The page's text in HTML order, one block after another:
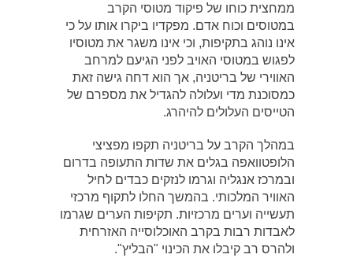
ממחצית כוחו של פיקוד מטוסי הקרב
במטוסים וכוח אדם. מפקדיו ביקרו אותו על כי
אינו נוהג בתקיפות, וכי אינו משגר את מטוסיו
לפגוש במטוסי האויב לפני הגיעם למרחב
האווירי של בריטניה, אך הוא דחה גישה זאת
כמסוכנת מדי ועלולה להגדיל את מספרם של
הטייסים העלולים להיהרג.
במהלך הקרב על בריטניה תקפו מפציצי
הלופטוואפה בגלים את שדות התעופה בדרום
ובמרכז אנגליה וגרמו לנזקים כבדים לחיל
האוויר המלכותי. בהמשך החלו לתקוף מרכזי
תעשייה וערים מרכזיות. תקיפות הערים שגרמו
לאבדות רבות בקרב האוכלוסייה האזרחית
ולהרס רב קיבלו את הכינוי "הבליץ".